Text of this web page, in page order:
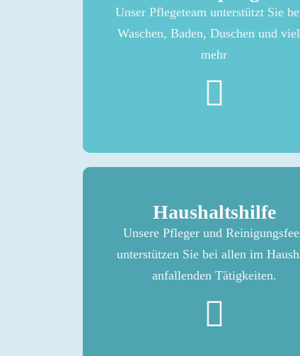
Unser Pflegeteam unterstützt Sie
Waschen, Baden, Duschen und
mehr
Haushaltshilfe
Unsere Pfleger und
unterstützen Sie bei allen im
anfallenden Tätigkeiten.